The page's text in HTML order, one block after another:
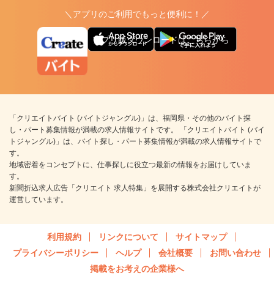
＼アプリのご利用でもっと便利に！／
アプリ版ダウンロードはこちらから
「クリエイトバイト (バイトジャングル)」は、福岡県・その他のバイト探
し・パート募集情報が満載の求人情報サイトです。 「クリエイトバイト (バイ
トジャングル)」は、バイト探し・パート募集情報が満載の求人情報サイトで
す。
地域密着をコンセプトに、仕事探しに役立つ最新の情報をお届けしていま
す。
新聞折込求人広告「クリエイト 求人特集」を展開する株式会社クリエイトが
運営しています。
利用規約 リンクについて
サイトマップ
プライバシーポリシー
ヘルプ 会社概要
お問い合わせ
掲載をお考えの企業様へ